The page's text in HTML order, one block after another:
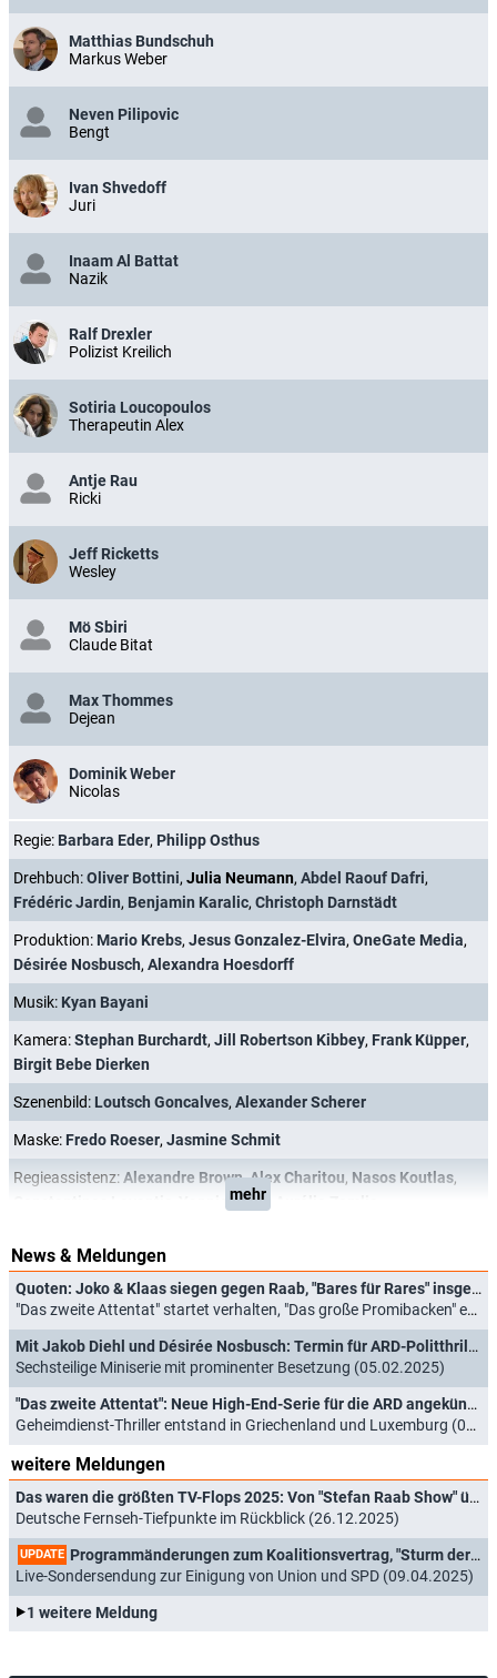
Matthias Bundschuh
Markus Weber
Neven Pilipovic
Bengt
Ivan Shvedoff
Juri
Inaam Al Battat
Nazik
Ralf Drexler
Polizist Kreilich
Sotiria Loucopoulos
Therapeutin Alex
Antje Rau
Ricki
Jeff Ricketts
Wesley
Mö Sbiri
Claude Bitat
Max Thommes
Dejean
Dominik Weber
Nicolas
Regie: Barbara Eder, Philipp Osthus
Drehbuch:Oliver Bottini, Julia Neumann, Abdel Raouf Dafri,
Frédéric Jardin, Benjamin Karalic, Christoph Darnstädt
Produktion: Mario Krebs, Jesus Gonzalez-Elvira, OneGate Media,
Désirée Nosbusch, Alexandra Hoesdorff
Musik: Kyan Bayani
Kamera:Stephan Burchardt, Jill Robertson Kibbey, Frank Küpper,
Birgit Bebe Dierken
Szenenbild: Loutsch Goncalves, Alexander Scherer
Maske: Fredo Roeser, Jasmine Schmit
Regieassistenz:Alexandre Brown,Alex Charitou, Nasos Koutlas,
Yannis Meys
mehr
News & Meldungen
Quoten: Joko & Klaas siegen gegen Raab, "Bares für Rares" insgesamt
"Das zweite Attentat" startet verhalten, "Das große Promibacken" endet erfolgreich (10.04.2025)
Mit Jakob Diehl und Désirée Nosbusch: Termin für ARD-Politthriller "Das zweite Attentat" verkündet
Sechsteilige Miniserie mit prominenter Besetzung (05.02.2025)
"Das zweite Attentat": Neue High-End-Serie für die ARD angekündigt
Geheimdienst-Thriller entstand in Griechenland und Luxemburg (04.04.2024)
weitere Meldungen
Das waren die größten TV-Flops 2025: Von "Stefan Raab Show" über "HeidiFest" bis "Mozart/Mozart"
Deutsche Fernseh-Tiefpunkte im Rückblick (26.12.2025)
UPDATE Programmänderungen zum Koalitionsvertrag, "Sturm der Liebe" entfällt
Live-Sondersendung zur Einigung von Union und SPD (09.04.2025)
1 weitere Meldung